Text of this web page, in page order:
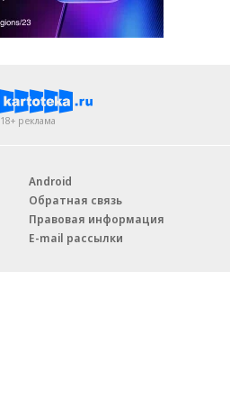
18+ реклама
Android
Обратная связь
Правовая информация
E-mail рассылки